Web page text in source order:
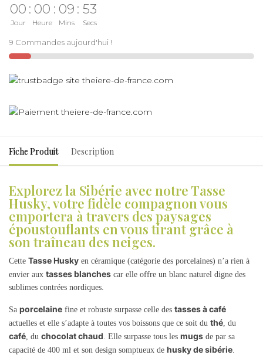
00
Jour
: 00
Heure
: 09
Mins
: 53
Secs
9 Commandes aujourd'hui !
Fiche Produit Description
Explorez la Sibérie avec notre Tasse
Husky, votre fidèle compagnon vous
emportera à travers des paysages
époustouflants en vous tirant grâce à
son traîneau des neiges.
Cette Tasse Husky en céramique (catégorie des porcelaines) n’a rien à
envier aux tasses blanches car elle offre un blanc naturel digne des
sublimes contrées nordiques.
Sa porcelaine fine et robuste surpasse celle des tasses à café
actuelles et elle s’adapte à toutes vos boissons que ce soit du thé , du
café , du chocolat chaud . Elle surpasse tous les mugs de par sa
capacité de 400 ml et son design somptueux de husky de sibérie